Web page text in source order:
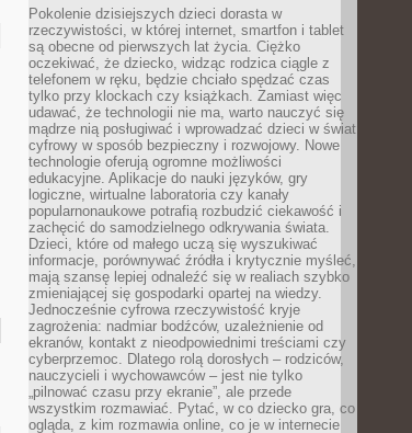
Pokolenie dzisiejszych dzieci dorasta w
rzeczywistości, w której internet, smartfon i tablet
są obecne od pierwszych lat życia. Ciężko
oczekiwać, że dziecko, widząc rodzica ciągle z
telefonem w ręku, będzie chciało spędzać czas
tylko przy klockach czy książkach. Zamiast więc
udawać, że technologii nie ma, warto nauczyć się
mądrze nią posługiwać i wprowadzać dzieci w świat
cyfrowy w sposób bezpieczny i rozwojowy. Nowe
technologie oferują ogromne możliwości
edukacyjne. Aplikacje do nauki języków, gry
logiczne, wirtualne laboratoria czy kanały
popularnonaukowe potrafią rozbudzić ciekawość i
zachęcić do samodzielnego odkrywania świata.
Dzieci, które od małego uczą się wyszukiwać
informacje, porównywać źródła i krytycznie myśleć,
mają szansę lepiej odnaleźć się w realiach szybko
zmieniającej się gospodarki opartej na wiedzy.
Jednocześnie cyfrowa rzeczywistość kryje
zagrożenia: nadmiar bodźców, uzależnienie od
ekranów, kontakt z nieodpowiednimi treściami czy
cyberprzemoc. Dlatego rolą dorosłych – rodziców,
nauczycieli i wychowawców – jest nie tylko
„pilnować czasu przy ekranie”, ale przede
wszystkim rozmawiać. Pytać, w co dziecko gra, co
ogląda, z kim rozmawia online, co je w internecie